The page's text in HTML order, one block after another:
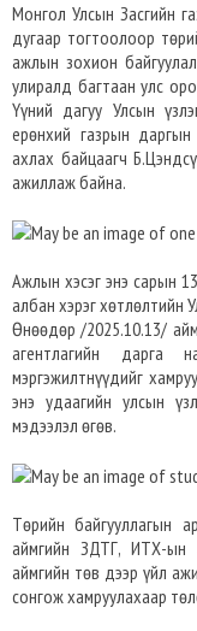
Монгол Улсын Засгийн
дугаар тогтоолоор
ажлын зохион
улиралд багтаан улс
Үүний дагуу Улсын
ерөнхий газрын даргын
ахлах байцаагч
ажиллаж байна.
Ажлын хэсэг энэ сарын
албан хэрэг хөтлөлтийн
Өнөөдөр /2025.10.13/
агентлагийн дарга
мэргэжилтнүүдийг
энэ удаагийн улсын
мэдээлэл өгөв.
Төрийн байгууллагын
аймгийн ЗДТГ, ИТХ-ын
аймгийн төв дээр үйл
сонгож хамруулахаар